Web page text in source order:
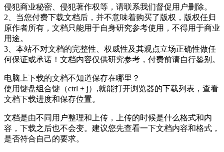
侵犯商业秘密、侵犯著作权等，请联系我们督促用户删除。
2、当您付费下载文档后，并不意味着购买了版权，版权任归
原作者所有，文档只能用于自身研究参考使用，不得用于商业
用途。
3、本站不对文档的完整性、权威性及其观点立场正确性做任
何保证或承诺！文档内容仅供研究参考，付费前请自行鉴别。
电脑上下载的文档不知道保存在哪里？
使用键盘组合键（ctrl + j）,就能打开浏览器的下载列表，查看
文档下载进度和保存位置。
文档是由不同用户整理和上传，上传的时候是什么格式和内
容，下载之后也不会变。建议您先查看一下文档内容和格式，
是否符合自己的要求。